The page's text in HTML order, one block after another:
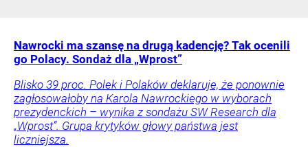
Nawrocki ma szansę na drugą kadencję? Tak ocenili
go Polacy. Sondaż dla „Wprost”
Blisko 39 proc. Polek i Polaków deklaruje, że ponownie
zagłosowałoby na Karola Nawrockiego w wyborach
prezydenckich – wynika z sondażu SW Research dla
„Wprost”. Grupa krytyków głowy państwa jest
liczniejsza.